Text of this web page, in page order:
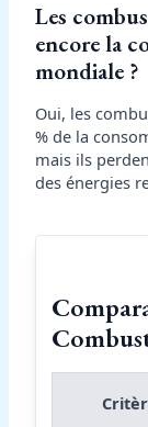
Les
encore la
mondiale ?
Oui, les
% de la
mais ils
des énergies